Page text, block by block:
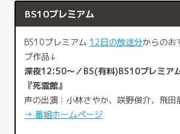
BS10プレミアム
BS10プレミアム 12日の放送分からのお
プ作品↓
深夜12:50～／BS(有料)BS10プレミア
『死霊館』
声の出演：小林さやか、咲野俊介、飛田
→ 番組ホームページ